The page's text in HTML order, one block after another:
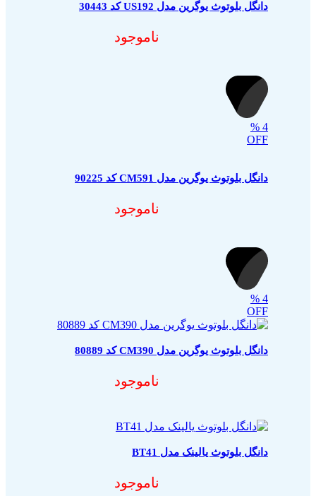
دانگل بلوتوث یوگرین مدل US192 کد 30443
ناموجود
4
%
OFF
دانگل بلوتوث یوگرین مدل CM591 کد 90225
ناموجود
4
%
OFF
دانگل بلوتوث یوگرین مدل CM390 کد 80889
ناموجود
دانگل بلوتوث یالینک مدل BT41
ناموجود